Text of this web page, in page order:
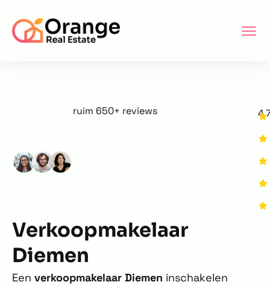
ruim 650+ reviews
Verkoopmakelaar
Diemen
Een verkoopmakelaar Diemen inschakelen